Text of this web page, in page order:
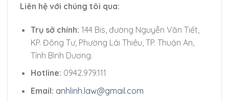
dung
Liên hệ với chúng tôi qua:
Trụ sở chính: 144 Bis, đường Nguyễn Văn Tiết,
KP. Đông Tư, Phường Lái Thiêu, TP. Thuận An,
Tỉnh Bình Dương.
Hotline: 0942.979.111
Email: anhlinh.law@gmail.com